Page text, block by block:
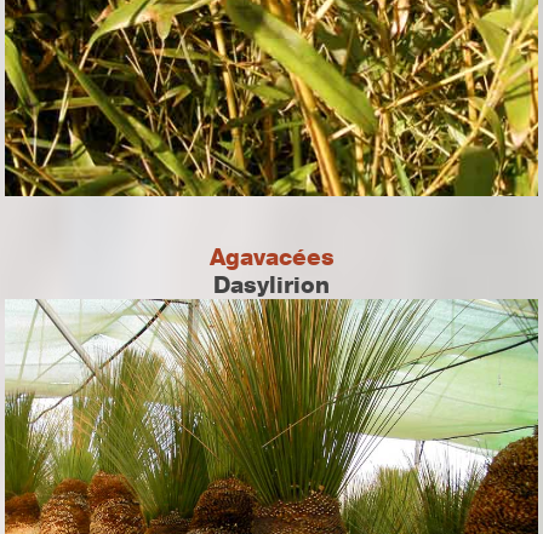
Agavacées
Dasylirion